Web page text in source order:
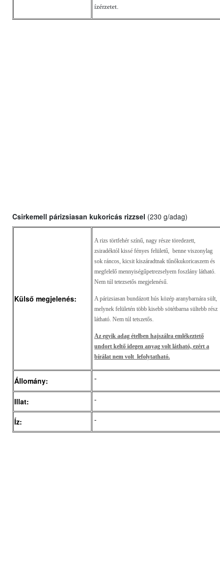
ízérzetet.
Csirkemell párizsiasan kukoricás rizzsel (230 g/adag)
Külső megjelenés:
A rizs törtfehér színű, nagy része töredezett,
zsiradéktól kissé fényes felületű, benne viszonylag
sok ráncos, kicsit kiszáradtnak tűnőkukoricaszem és
megfelelő mennyiségűpetrezselyem foszlány látható.
Nem túl tetezsetős megjelenésű.
A párizsiasan bundázott hús közép aranybarnára sült,
melynek felületén több kisebb sötétbarna sültebb rész
látható. Nem túl tetszetős.
Az egyik adag ételben hajszálra emlékeztető
undort keltő idegen anyag volt látható, ezért a
bírálat nem volt lefolytatható.
Állomány: -
Illat: -
Íz: -